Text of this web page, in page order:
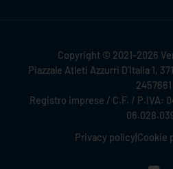
Copyright © 2021-2026
Piazzale Atleti Azzurri D'Italia 1,
2457661
Registro imprese / C.F. / P.IVA:
Privacy policy Cookie